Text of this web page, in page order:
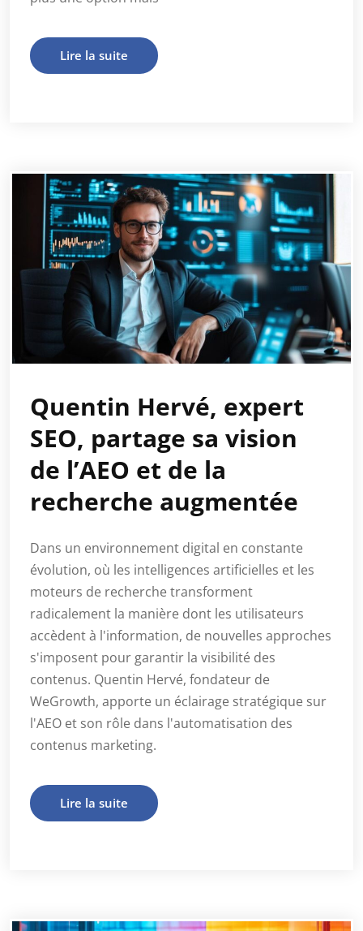
Lire la suite
Quentin Hervé, expert
SEO, partage sa vision
de l’AEO et de la
recherche augmentée
Dans un environnement digital en constante
évolution, où les intelligences artificielles et les
moteurs de recherche transforment
radicalement la manière dont les utilisateurs
accèdent à l'information, de nouvelles approches
s'imposent pour garantir la visibilité des
contenus. Quentin Hervé, fondateur de
WeGrowth, apporte un éclairage stratégique sur
l'AEO et son rôle dans l'automatisation des
contenus marketing.
Lire la suite